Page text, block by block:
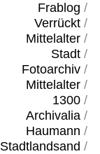
Frablog /
Verrückt/
Mittelalter/
Stadt/
Fotoarchiv/
Mittelalter/
1300/
Archivalia/
Haumann /
Stadtlandsand /